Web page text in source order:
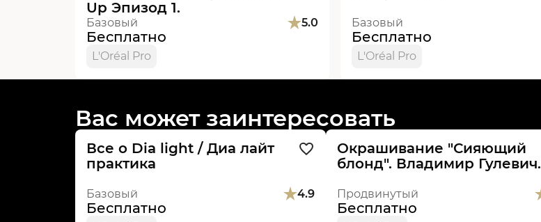
Up Эпизод 1.
Базовый 5.0
Бесплатно
L'Oréal Pro
Базовый
Бесплатно
L'Oréal Pro
Вас может заинтересовать
Все о Dia light / Диа лайт
практика
Базовый 4.9
Бесплатно
Окрашивание "Сияющий
блонд". Владимир Гулевич.
Продвинутый
Бесплатно